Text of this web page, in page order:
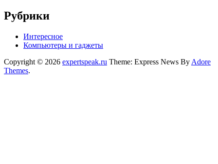
Рубрики
Интересное
Компьютеры и гаджеты
Copyright © 2026 expertspeak.ru Theme: Express News By Adore
Themes.